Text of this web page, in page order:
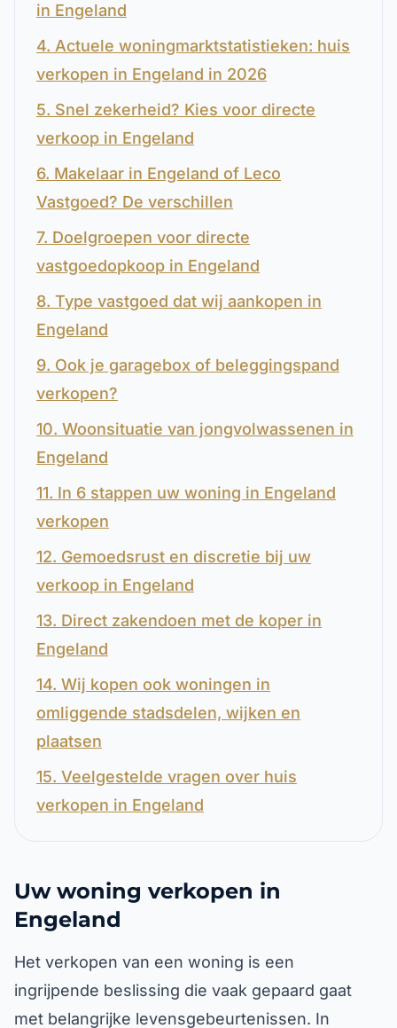
in Engeland
4. Actuele woningmarktstatistieken: huis
verkopen in Engeland in 2026
5. Snel zekerheid? Kies voor directe
verkoop in Engeland
6. Makelaar in Engeland of Leco
Vastgoed? De verschillen
7. Doelgroepen voor directe
vastgoedopkoop in Engeland
8. Type vastgoed dat wij aankopen in
Engeland
9. Ook je garagebox of beleggingspand
verkopen?
10. Woonsituatie van jongvolwassenen in
Engeland
11. In 6 stappen uw woning in Engeland
verkopen
12. Gemoedsrust en discretie bij uw
verkoop in Engeland
13. Direct zakendoen met de koper in
Engeland
14. Wij kopen ook woningen in
omliggende stadsdelen, wijken en
plaatsen
15. Veelgestelde vragen over huis
verkopen in Engeland
Uw woning verkopen in
Engeland
Het verkopen van een woning is een
ingrijpende beslissing die vaak gepaard gaat
met belangrijke levensgebeurtenissen. In